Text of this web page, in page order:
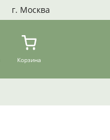
г. Москва
Корзина